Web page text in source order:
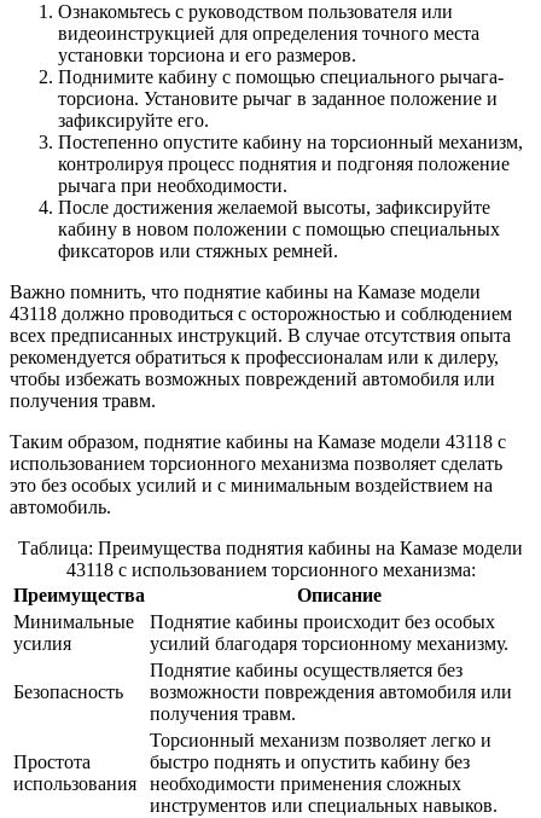
Ознакомьтесь с руководством пользователя или
видеоинструкцией для определения точного места
установки торсиона и его размеров.
Поднимите кабину с помощью специального рычага-
торсиона. Установите рычаг в заданное положение и
зафиксируйте его.
Постепенно опустите кабину на торсионный механизм,
контролируя процесс поднятия и подгоняя положение
рычага при необходимости.
После достижения желаемой высоты, зафиксируйте
кабину в новом положении с помощью специальных
фиксаторов или стяжных ремней.
Важно помнить, что поднятие кабины на Камазе модели
43118 должно проводиться с осторожностью и соблюдением
всех предписанных инструкций. В случае отсутствия опыта
рекомендуется обратиться к профессионалам или к дилеру,
чтобы избежать возможных повреждений автомобиля или
получения травм.
Таким образом, поднятие кабины на Камазе модели 43118 с
использованием торсионного механизма позволяет сделать
это без особых усилий и с минимальным воздействием на
автомобиль.
Таблица: Преимущества поднятия кабины на Камазе модели
43118 с использованием торсионного механизма:
Преимущества
Описание
Минимальные
усилия
Поднятие кабины происходит без особых
усилий благодаря торсионному механизму.
Безопасность
Поднятие кабины осуществляется без
возможности повреждения автомобиля или
получения травм.
Простота
использования
Торсионный механизм позволяет легко и
быстро поднять и опустить кабину без
необходимости применения сложных
инструментов или специальных навыков.